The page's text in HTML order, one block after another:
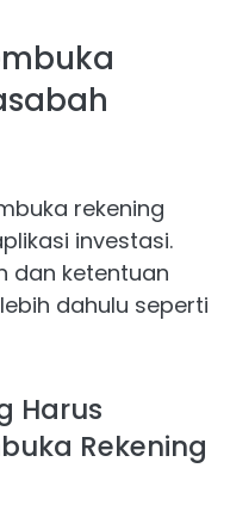
rekening
investasi.
dan ketentuan
dahulu seperti
Harus
Rekening